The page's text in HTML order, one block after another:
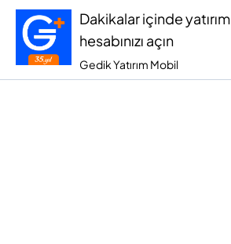
Dakikalar içinde yatırım
hesabınızı açın
Gedik Yatırım Mobil